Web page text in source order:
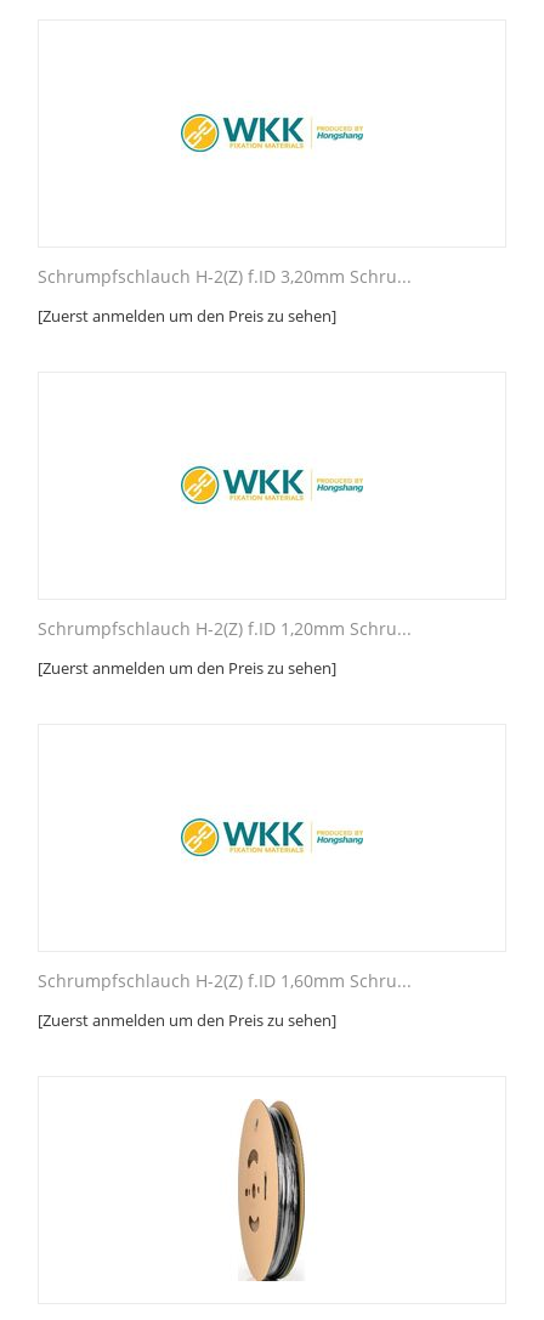
Schrumpfschlauch H-2(Z) f.ID 3,20mm Schru...
[Zuerst anmelden um den Preis zu sehen]
Schrumpfschlauch H-2(Z) f.ID 1,20mm Schru...
[Zuerst anmelden um den Preis zu sehen]
Schrumpfschlauch H-2(Z) f.ID 1,60mm Schru...
[Zuerst anmelden um den Preis zu sehen]